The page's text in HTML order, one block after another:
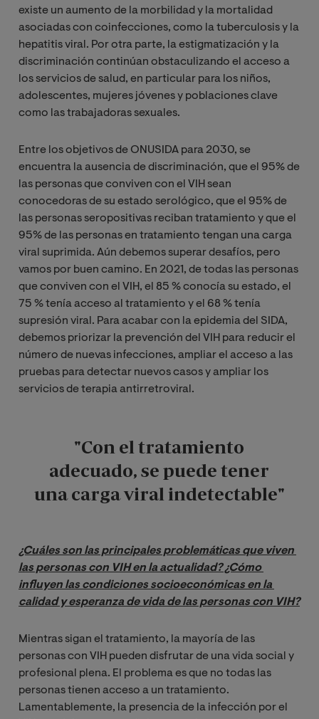
existe un aumento de la morbilidad y la mortalidad
asociadas con coinfecciones, como la tuberculosis y la
hepatitis viral. Por otra parte, la estigmatización y la
discriminación continúan obstaculizando el acceso a
los servicios de salud, en particular para los niños,
adolescentes, mujeres jóvenes y poblaciones clave
como las trabajadoras sexuales.
Entre los objetivos de ONUSIDA para 2030, se
encuentra la ausencia de discriminación, que el 95% de
las personas que conviven con el VIH sean
conocedoras de su estado serológico, que el 95% de
las personas seropositivas reciban tratamiento y que el
95% de las personas en tratamiento tengan una carga
viral suprimida. Aún debemos superar desafíos, pero
vamos por buen camino. En 2021, de todas las personas
que conviven con el VIH, el 85 % conocía su estado, el
75 % tenía acceso al tratamiento y el 68 % tenía
supresión viral. Para acabar con la epidemia del SIDA,
debemos priorizar la prevención del VIH para reducir el
número de nuevas infecciones, ampliar el acceso a las
pruebas para detectar nuevos casos y ampliar los
servicios de terapia antirretroviral.
"Con el tratamiento
adecuado, se puede tener
una carga viral indetectable"
¿Cuáles son las principales problemáticas que viven
las personas con VIH en la actualidad? ¿Cómo
influyen las condiciones socioeconómicas en la
calidad y esperanza de vida de las personas con VIH?
Mientras sigan el tratamiento, la mayoría de las
personas con VIH pueden disfrutar de una vida social y
profesional plena. El problema es que no todas las
personas tienen acceso a un tratamiento.
Lamentablemente, la presencia de la infección por el